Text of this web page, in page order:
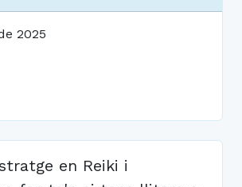
2025
en Reiki i